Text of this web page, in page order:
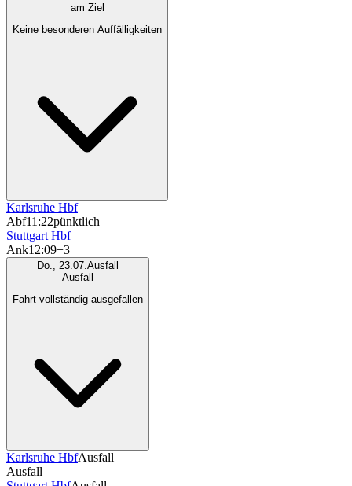
am Ziel
Keine besonderen Auffälligkeiten
Karlsruhe Hbf
Abf11:22pünktlich
Stuttgart Hbf
Ank12:09+3
Do., 23.07. Ausfall
Ausfall
Fahrt vollständig ausgefallen
Karlsruhe HbfAusfall
Ausfall